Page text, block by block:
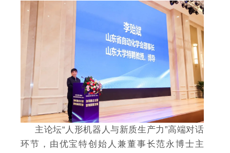
主论坛“人形机器人与新质生产力”高端对话
环节，由优宝特创始人兼董事长范永博士主